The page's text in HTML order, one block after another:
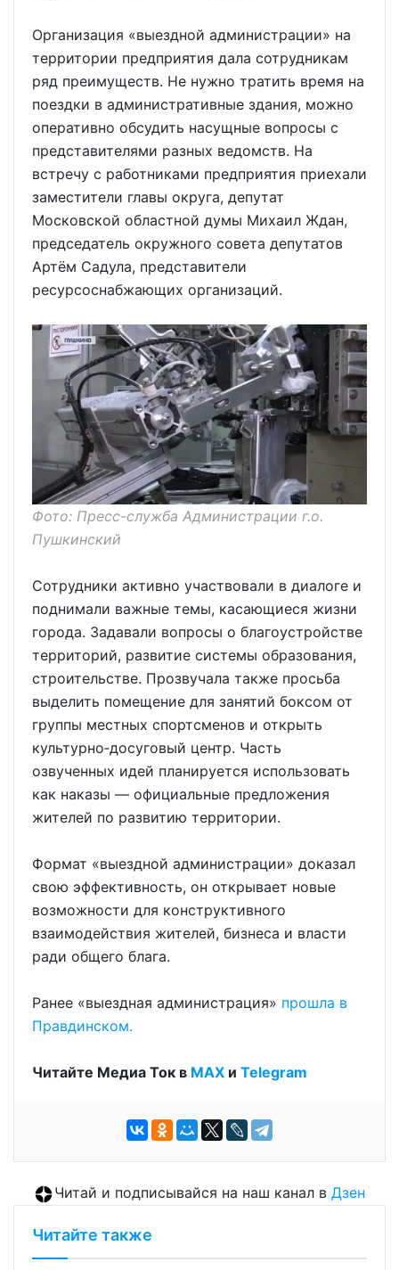
Организация «выездной администрации» на
территории предприятия дала сотрудникам
ряд преимуществ. Не нужно тратить время на
поездки в административные здания, можно
оперативно обсудить насущные вопросы с
представителями разных ведомств. На
встречу с работниками предприятия приехали
заместители главы округа, депутат
Московской областной думы Михаил Ждан,
председатель окружного совета депутатов
Артём Садула, представители
ресурсоснабжающих организаций.
Фото: Пресс-служба Администрации г.о.
Пушкинский
Сотрудники активно участвовали в диалоге и
поднимали важные темы, касающиеся жизни
города. Задавали вопросы о благоустройстве
территорий, развитие системы образования,
строительстве. Прозвучала также просьба
выделить помещение для занятий боксом от
группы местных спортсменов и открыть
культурно‑досуговый центр. Часть
озвученных идей планируется использовать
как наказы — официальные предложения
жителей по развитию территории.
Формат «выездной администрации» доказал
свою эффективность, он открывает новые
возможности для конструктивного
взаимодействия жителей, бизнеса и власти
ради общего блага.
Ранее «выездная администрация» прошла в
Правдинском.
Читайте Медиа Ток в МАХ и Telegram
Читай и подписывайся на наш канал в Дзен
Читайте также